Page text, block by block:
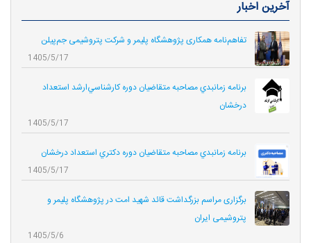
آخرین اخبار
تفاهم‌نامه همکاری پژوهشگاه پلیمر و شرکت پتروشیمی جم‌پیلن
1405/5/17
برنامه زمانبدي مصاحبه متقاضيان دوره كارشناسي‌ارشد استعداد
درخشان
1405/5/17
برنامه زمانبدي مصاحبه متقاضيان دوره دكتري استعداد درخشان
1405/5/17
برگزاری مراسم بزرگداشت قائد شهید امت در پژوهشگاه پلیمر و
پتروشیمی ایران
1405/5/6